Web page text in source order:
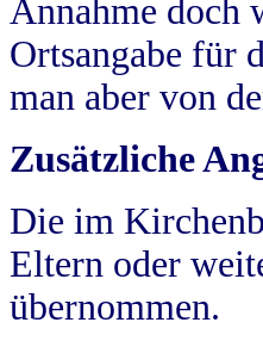
Annahme doch
Ortsangabe für
man aber von
Zusätzliche
Die im
Eltern oder
übernommen.